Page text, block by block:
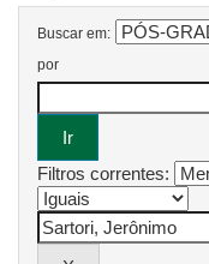
Buscar em:
por
Filtros correntes: